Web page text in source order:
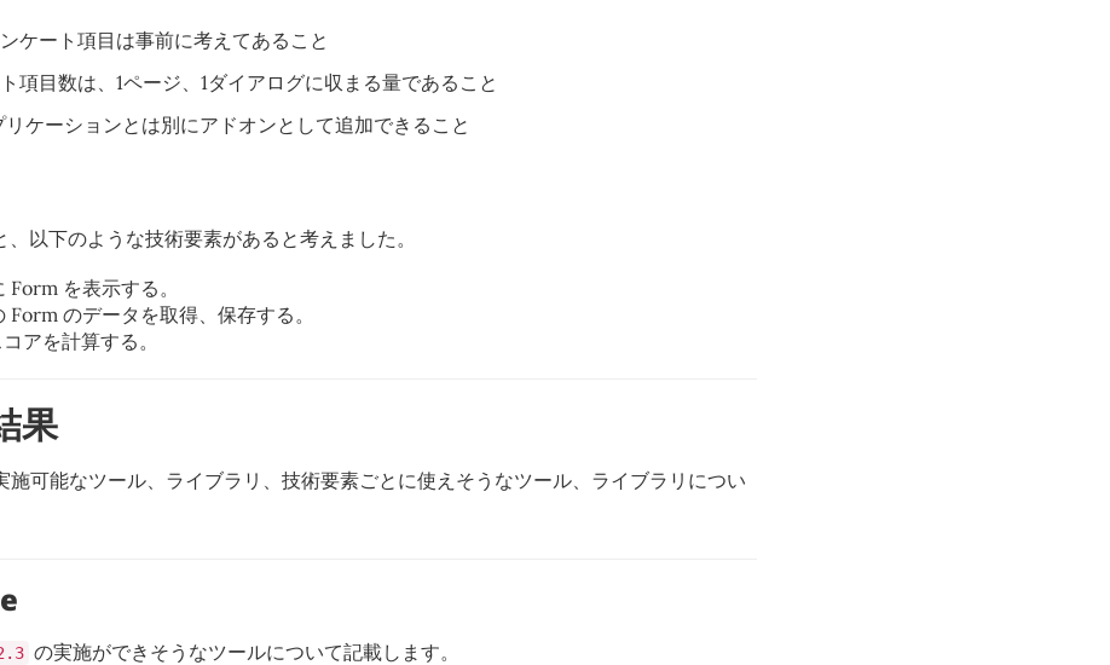
ケート項目は事前に考えてあること
項目数は、1ページ、1ダイアログに収まる量であること
リケーションとは別にアドオンとして追加できること
以下のような技術要素があると考えました。
Form を表示する。
Form のデータを取得、保存する。
アを計算する。
果
施可能なツール、ライブラリ、技術要素ごとに使えそうなツール、ライブラリについ
の実施ができそうなツールについて記載します。